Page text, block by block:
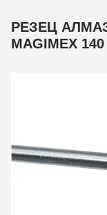
РЕЗЕЦ
MAGIMЕX